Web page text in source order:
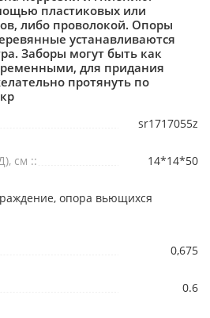
пластиковых или
либо проволокой. Опоры
устанавливаются
Заборы могут быть как
для придания
протянуть по
sr1717055z
см :: 14*14*50
опора вьющихся
0,675
0.6